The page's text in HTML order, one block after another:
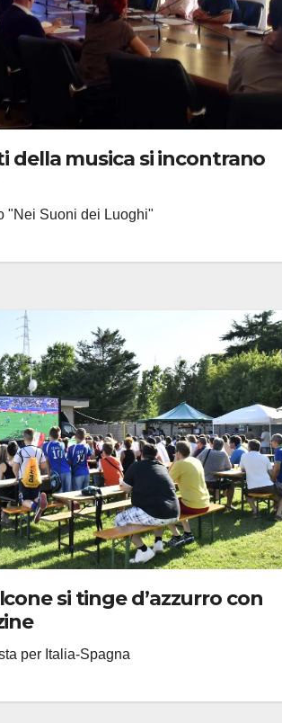
della musica si incontrano
"Nei Suoni dei Luoghi"
si tinge d’azzurro con
per Italia-Spagna